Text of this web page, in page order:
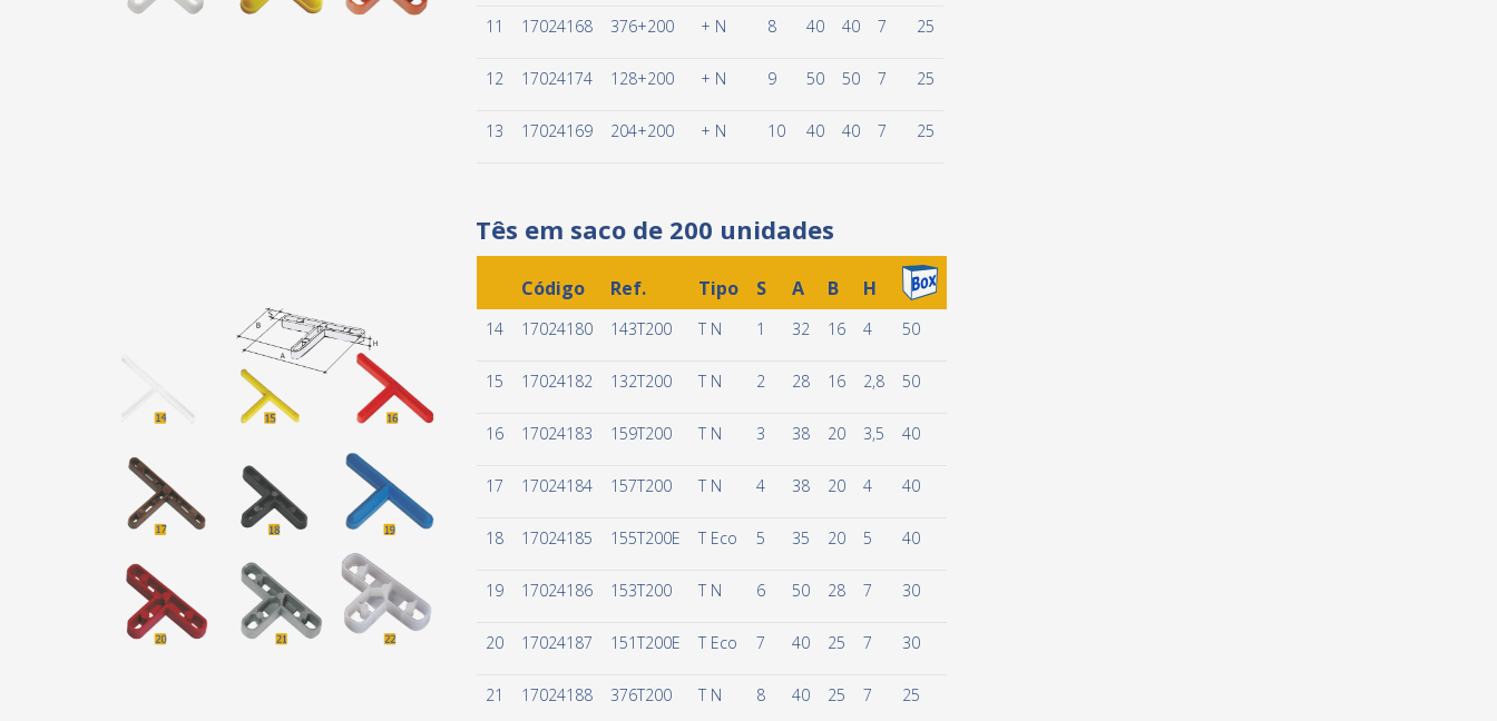
11 17024168 376+200 + N 8 40 40 7 25
12 17024174 128+200 + N 9 50 50 7 25
13 17024169 204+200 + N 10 40 40 7 25
Tês em saco de 200 unidades
Código Ref. Tipo S A B H
14 17024180 143T200 T N 1 32 16 4 50
15 17024182 132T200 T N 2 28 16 2,8 50
16 17024183 159T200 T N 3 38 20 3,5 40
17 17024184 157T200 T N 4 38 20 4 40
18 17024185 155T200E T Eco 5 35 20 5 40
19 17024186 153T200 T N 6 50 28 7 30
20 17024187 151T200E T Eco 7 40 25 7 30
21 17024188 376T200 T N 8 40 25 7 25